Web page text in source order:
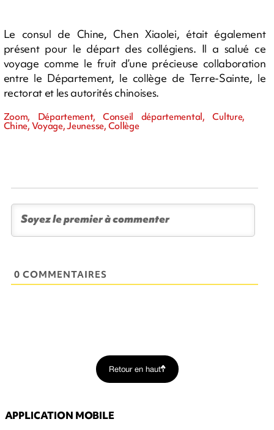
Le consul de Chine, Chen Xiaolei, était également
présent pour le départ des collégiens. Il a salué ce
voyage comme le fruit d’une précieuse collaboration
entre le Département, le collège de Terre-Sainte, le
rectorat et les autorités chinoises.
Zoom, Département, Conseil départemental, Culture,
Chine, Voyage, Jeunesse, Collège
0 COMMENTAIRES
Retour en haut
APPLICATION MOBILE